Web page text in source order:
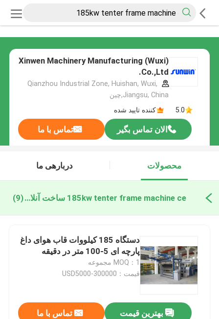
Xinwen Machinery Manufacturing (Wuxi)
Co.,Ltd.
Qianzhou Industrial Zone, Huishan, Wuxi,
Jiangsu, China,چین
5.0
کننده تایید شده
الان تماس بگیر تماس با ما
محصولات دربارهی ما
185kw tenter frame machine ce ساخت آنلاین(9)
دستگاه 185 کیلووات قاب هوای داغ
پارچه ای 5-100 متر در دقیقه
MOQ：1 مجموعه
قیمت：USD5000-300000
بهترین قیمت تماس با ما